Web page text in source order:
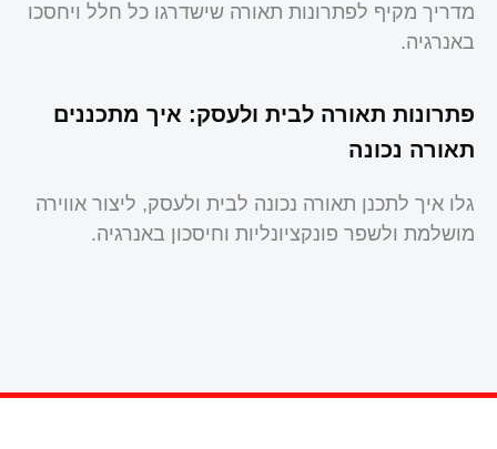
מדריך מקיף לפתרונות תאורה שישדרגו כל חלל ויחסכו
באנרגיה.
פתרונות תאורה לבית ולעסק: איך מתכננים
תאורה נכונה
גלו איך לתכנן תאורה נכונה לבית ולעסק, ליצור אווירה
מושלמת ולשפר פונקציונליות וחיסכון באנרגיה.